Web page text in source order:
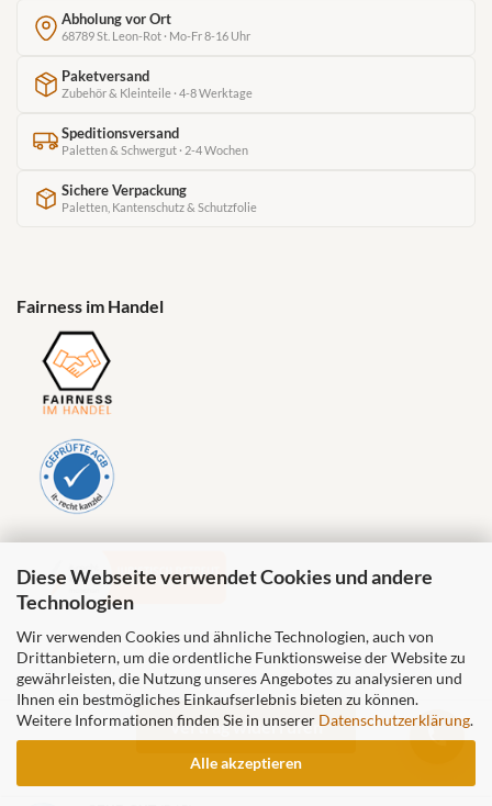
Diese Webseite verwendet Cookies und andere
Technologien
Wir verwenden Cookies und ähnliche Technologien, auch von
Drittanbietern, um die ordentliche Funktionsweise der Website zu
gewährleisten, die Nutzung unseres Angebotes zu analysieren und
Ihnen ein bestmögliches Einkaufserlebnis bieten zu können.
Weitere Informationen finden Sie in unserer Datenschutzerklärung.
Alle akzeptieren
Abholung vor Ort
68789 St. Leon-Rot · Mo-Fr 8-16 Uhr
Paketversand
Zubehör & Kleinteile · 4-8 Werktage
Speditionsversand
Paletten & Schwergut · 2-4 Wochen
Sichere Verpackung
Paletten, Kantenschutz & Schutzfolie
Fairness im Handel
Vertrag widerrufen